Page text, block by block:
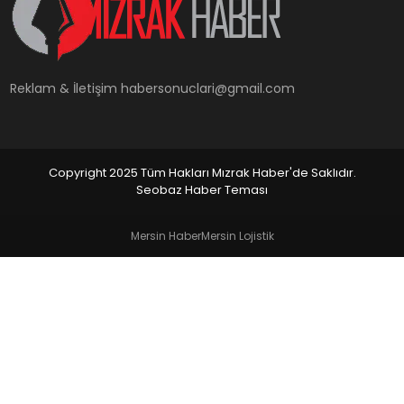
YAŞAM
Reklam & İletişimhabersonuclari@gmail.com
Copyright 2025 Tüm Hakları Mızrak Haber'de Saklıdır.
Seobaz Haber Teması
Mersin HaberMersin Lojistik